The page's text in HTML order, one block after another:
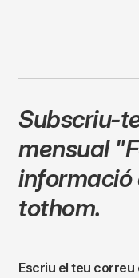
Subscriu-
mensual
informació
tothom.
Escriu el teu